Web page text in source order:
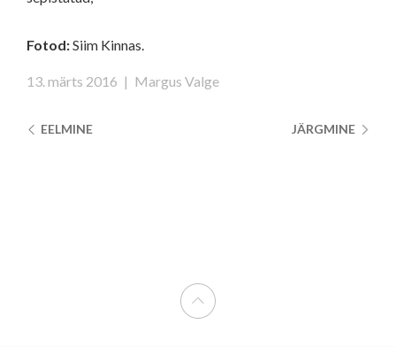
BLOGI/UUDISED
Fotod:Siim Kinnas.
13. märts 2016 | Margus Valge
JÄRGMINE
EELMINE